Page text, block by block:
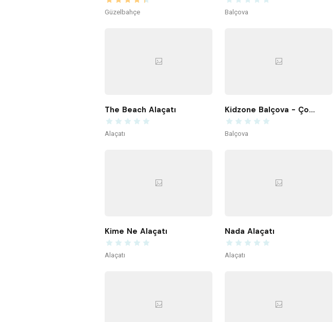
Güzelbahçe Balçova
The Beach Alaçatı
Alaçatı
Kidzone Balçova - Çocuk Gelişim ve Aktivite Merkezi
Balçova
Kime Ne Alaçatı
Alaçatı
Nada Alaçatı
Alaçatı